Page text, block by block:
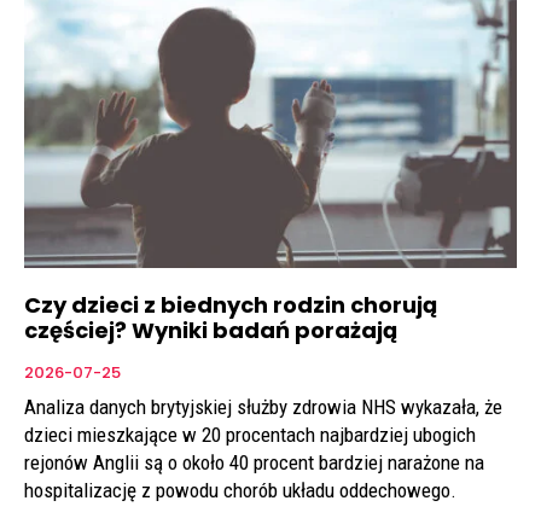
Czy dzieci z biednych rodzin chorują
częściej? Wyniki badań porażają
2026-07-25
Analiza danych brytyjskiej służby zdrowia NHS wykazała, że
dzieci mieszkające w 20 procentach najbardziej ubogich
rejonów Anglii są o około 40 procent bardziej narażone na
hospitalizację z powodu chorób układu oddechowego.